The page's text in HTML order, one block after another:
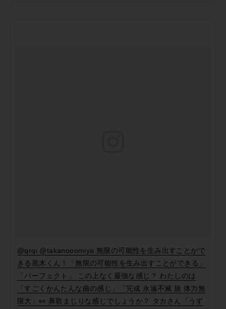
@qrqi @takanooomiya 無限の可能性を生み出すことがで
きる黒木くん！「無限の可能性を生み出すことができる」
「パーフェクト」 この上なく最強な感じ？ わたしのは
「すごくかんたんな曲の感じ」「完成 永遠不滅 旅 体力無
限大」👀 鼻歌まじりな感じでしょうか？ タカさん「うず